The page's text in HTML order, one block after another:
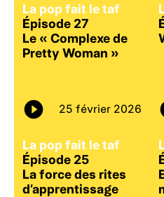
La pop fait le taf
Épisode 27
Le « Complexe de
Pretty Woman »
25 février 2026
La pop fait le taf
Épisode 25
La force des rites
d’apprentissage